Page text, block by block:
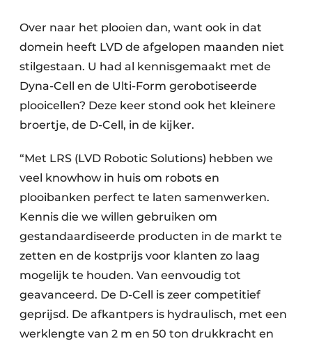
Over naar het plooien dan, want ook in dat
domein heeft LVD de afgelopen maanden niet
stilgestaan. U had al kennisgemaakt met de
Dyna-Cell en de Ulti-Form gerobotiseerde
plooicellen? Deze keer stond ook het kleinere
broertje, de D-Cell, in de kijker.
“Met LRS (LVD Robotic Solutions) hebben we
veel knowhow in huis om robots en
plooibanken perfect te laten samenwerken.
Kennis die we willen gebruiken om
gestandaardiseerde producten in de markt te
zetten en de kostprijs voor klanten zo laag
mogelijk te houden. Van eenvoudig tot
geavanceerd. De D-Cell is zeer competitief
geprijsd. De afkantpers is hydraulisch, met een
werklengte van 2 m en 50 ton drukkracht en